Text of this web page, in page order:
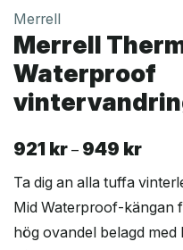
Merrell
Merrell
Waterproof
921 kr – 949 kr
till
949
Ta dig an alla tuffa
Mid Waterproof-kängan
hög ovandel belagd